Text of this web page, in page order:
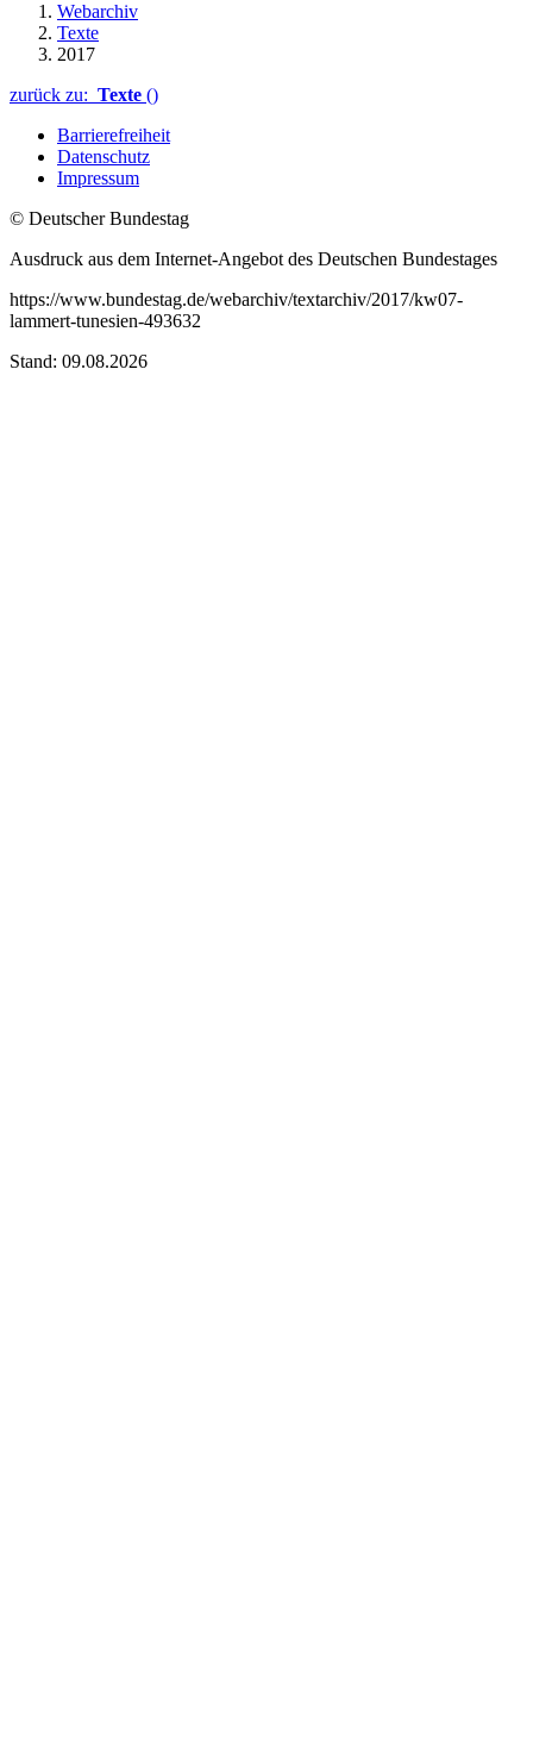
Webarchiv
Texte
2017
zurück zu: Texte ()
Barrierefreiheit
Datenschutz
Impressum
© Deutscher Bundestag
Ausdruck aus dem Internet-Angebot des Deutschen Bundestages
https://www.bundestag.de/webarchiv/textarchiv/2017/kw07-
lammert-tunesien-493632
Stand: 09.08.2026